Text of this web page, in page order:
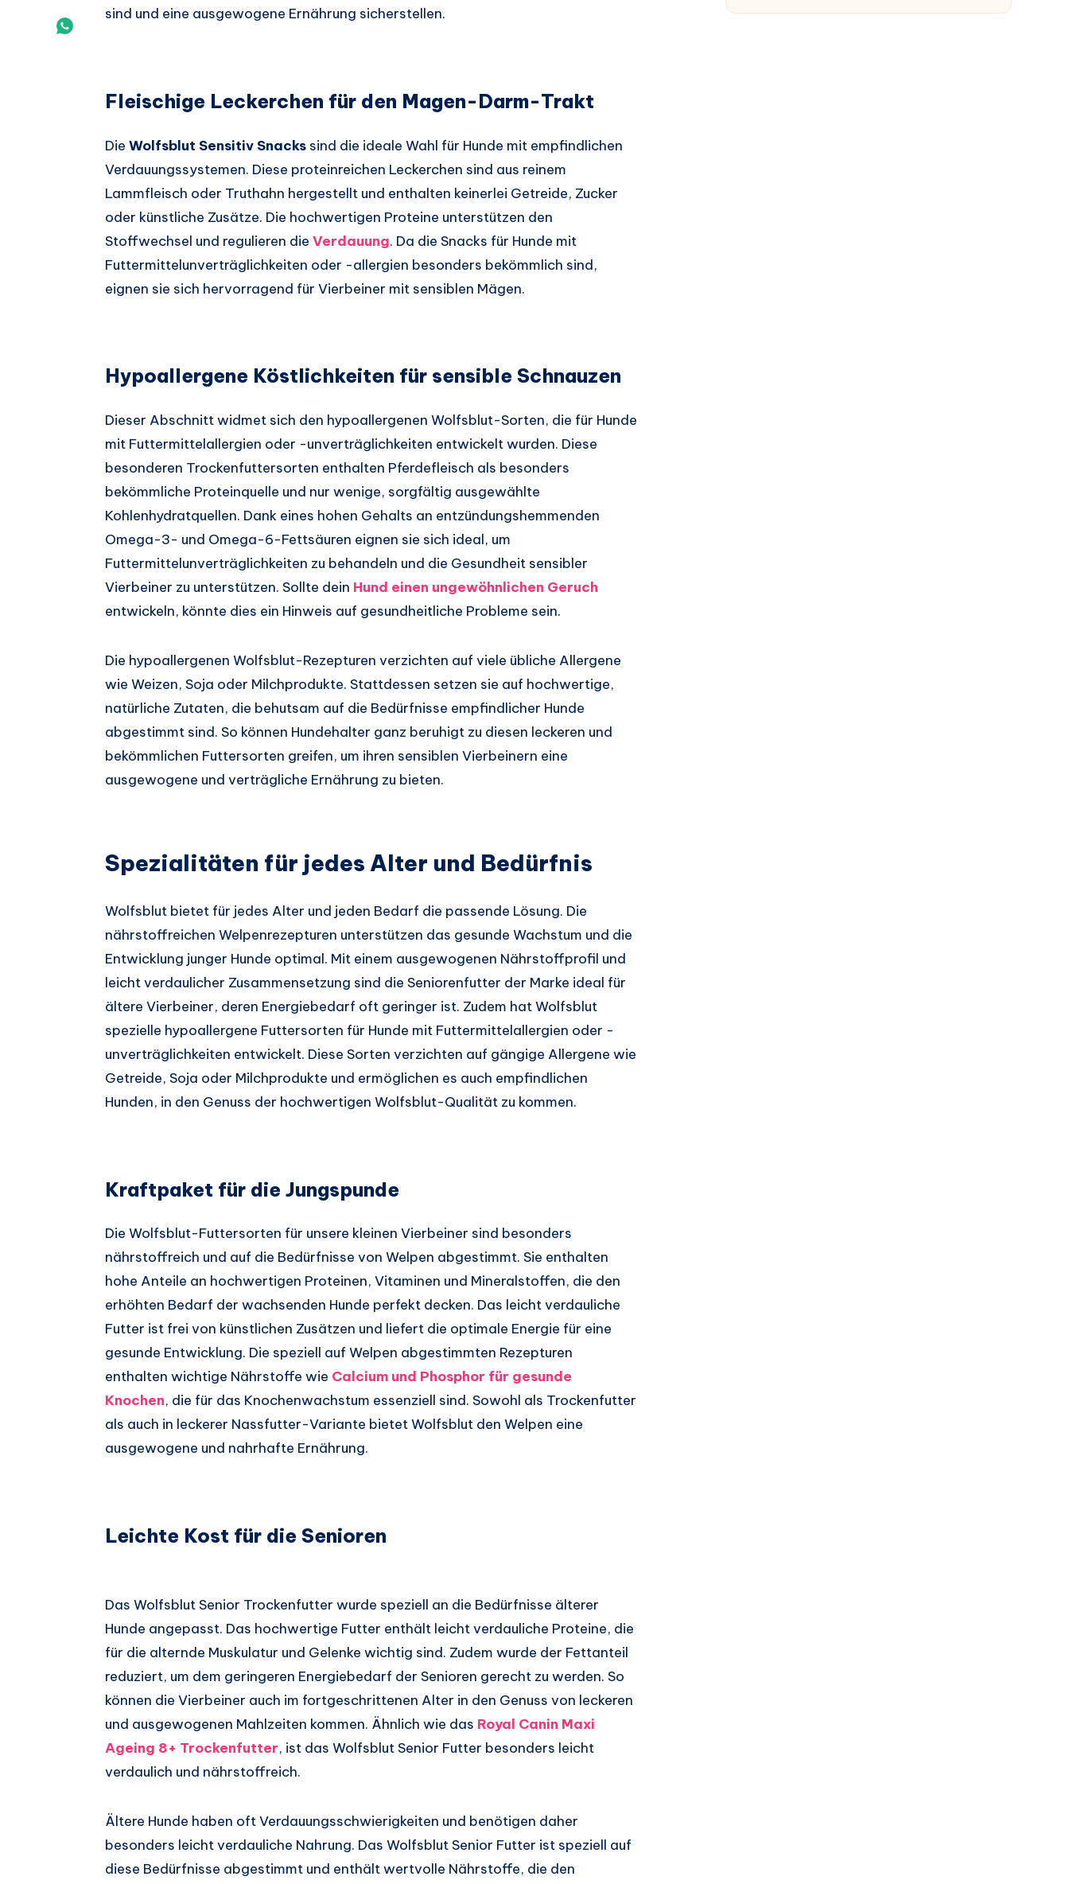
teilen.
Emailsind und eine ausgewogene Ernährung sicherstellen.
Fleischige Leckerchen für den Magen-Darm-Trakt
Die Wolfsblut Sensitiv Snacks sind die ideale Wahl für Hunde mit empfindlichen
Verdauungssystemen. Diese proteinreichen Leckerchen sind aus reinem
Lammfleisch oder Truthahn hergestellt und enthalten keinerlei Getreide, Zucker
oder künstliche Zusätze. Die hochwertigen Proteine unterstützen den
Stoffwechsel und regulieren die Verdauung. Da die Snacks für Hunde mit
Futtermittelunverträglichkeiten oder -allergien besonders bekömmlich sind,
eignen sie sich hervorragend für Vierbeiner mit sensiblen Mägen.
Hypoallergene Köstlichkeiten für sensible Schnauzen
Dieser Abschnitt widmet sich den hypoallergenen Wolfsblut-Sorten, die für Hunde
mit Futtermittelallergien oder -unverträglichkeiten entwickelt wurden. Diese
besonderen Trockenfuttersorten enthalten Pferdefleisch als besonders
bekömmliche Proteinquelle und nur wenige, sorgfältig ausgewählte
Kohlenhydratquellen. Dank eines hohen Gehalts an entzündungshemmenden
Omega-3- und Omega-6-Fettsäuren eignen sie sich ideal, um
Futtermittelunverträglichkeiten zu behandeln und die Gesundheit sensibler
Vierbeiner zu unterstützen. Sollte dein Hund einen ungewöhnlichen Geruch
entwickeln, könnte dies ein Hinweis auf gesundheitliche Probleme sein.
Die hypoallergenen Wolfsblut-Rezepturen verzichten auf viele übliche Allergene
wie Weizen, Soja oder Milchprodukte. Stattdessen setzen sie auf hochwertige,
natürliche Zutaten, die behutsam auf die Bedürfnisse empfindlicher Hunde
abgestimmt sind. So können Hundehalter ganz beruhigt zu diesen leckeren und
bekömmlichen Futtersorten greifen, um ihren sensiblen Vierbeinern eine
ausgewogene und verträgliche Ernährung zu bieten.
Spezialitäten für jedes Alter und Bedürfnis
Wolfsblut bietet für jedes Alter und jeden Bedarf die passende Lösung. Die
nährstoffreichen Welpenrezepturen unterstützen das gesunde Wachstum und die
Entwicklung junger Hunde optimal. Mit einem ausgewogenen Nährstoffprofil und
leicht verdaulicher Zusammensetzung sind die Seniorenfutter der Marke ideal für
ältere Vierbeiner, deren Energiebedarf oft geringer ist. Zudem hat Wolfsblut
spezielle hypoallergene Futtersorten für Hunde mit Futtermittelallergien oder -
unverträglichkeiten entwickelt. Diese Sorten verzichten auf gängige Allergene wie
Getreide, Soja oder Milchprodukte und ermöglichen es auch empfindlichen
Hunden, in den Genuss der hochwertigen Wolfsblut-Qualität zu kommen.
Kraftpaket für die Jungspunde
Die Wolfsblut-Futtersorten für unsere kleinen Vierbeiner sind besonders
nährstoffreich und auf die Bedürfnisse von Welpen abgestimmt. Sie enthalten
hohe Anteile an hochwertigen Proteinen, Vitaminen und Mineralstoffen, die den
erhöhten Bedarf der wachsenden Hunde perfekt decken. Das leicht verdauliche
Futter ist frei von künstlichen Zusätzen und liefert die optimale Energie für eine
gesunde Entwicklung. Die speziell auf Welpen abgestimmten Rezepturen
enthalten wichtige Nährstoffe wie Calcium und Phosphor für gesunde
Knochen, die für das Knochenwachstum essenziell sind. Sowohl als Trockenfutter
als auch in leckerer Nassfutter-Variante bietet Wolfsblut den Welpen eine
ausgewogene und nahrhafte Ernährung.
Leichte Kost für die Senioren
Das Wolfsblut Senior Trockenfutter wurde speziell an die Bedürfnisse älterer
Hunde angepasst. Das hochwertige Futter enthält leicht verdauliche Proteine, die
für die alternde Muskulatur und Gelenke wichtig sind. Zudem wurde der Fettanteil
reduziert, um dem geringeren Energiebedarf der Senioren gerecht zu werden. So
können die Vierbeiner auch im fortgeschrittenen Alter in den Genuss von leckeren
und ausgewogenen Mahlzeiten kommen. Ähnlich wie das Royal Canin Maxi
Ageing 8+ Trockenfutter, ist das Wolfsblut Senior Futter besonders leicht
verdaulich und nährstoffreich.
Ältere Hunde haben oft Verdauungsschwierigkeiten und benötigen daher
besonders leicht verdauliche Nahrung. Das Wolfsblut Senior Futter ist speziell auf
diese Bedürfnisse abgestimmt und enthält wertvolle Nährstoffe, die den